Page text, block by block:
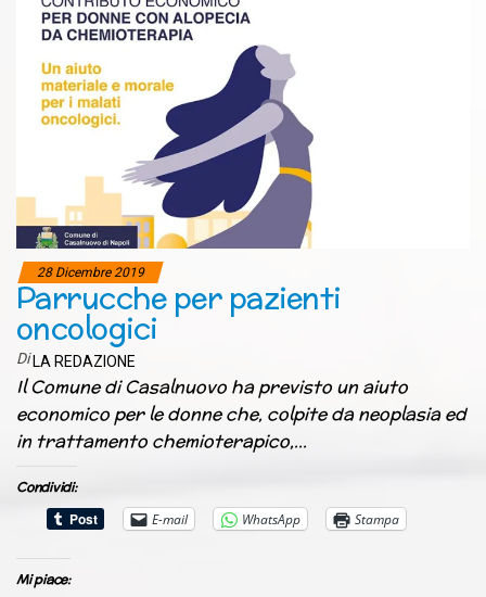
28 Dicembre 2019
Parrucche per pazienti
oncologici
Di LA REDAZIONE
Il Comune di Casalnuovo ha previsto un aiuto
economico per le donne che, colpite da neoplasia ed
in trattamento chemioterapico,…
Condividi:
E-mail
WhatsApp Stampa
Mi piace: